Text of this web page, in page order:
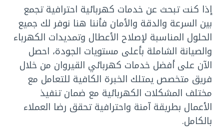
إذا كنت تبحث عن خدمات كهربائية احترافية تجمع
بين السرعة والدقة والأمان فأننا هنا نوفر لك جميع
الحلول المناسبة لإصلاح الأعطال وتمديدات الكهرباء
والصيانة الشاملة بأعلى مستويات الجودة، احصل
الآن على أفضل خدمات كهربائي القيروان من خلال
فريق متخصص يمتلك الخبرة الكافية للتعامل مع
مختلف المشكلات الكهربائية مع ضمان تنفيذ
الأعمال بطريقة آمنة واحترافية تحقق رضا العملاء
بالكامل.